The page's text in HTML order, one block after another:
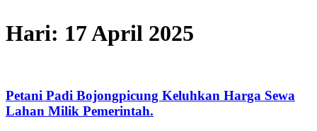
Hari: 17 April 2025
Petani Padi Bojongpicung Keluhkan Harga Sewa
Lahan Milik Pemerintah.